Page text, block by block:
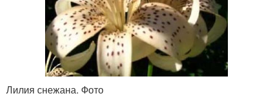
Лилия снежана. Фото